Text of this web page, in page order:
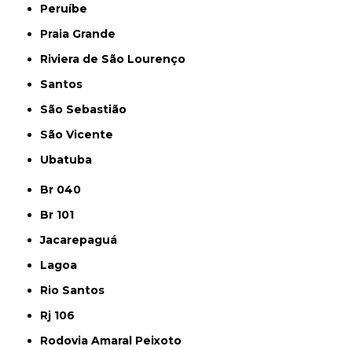
Peruíbe
Praia Grande
Riviera de São Lourenço
Santos
São Sebastião
São Vicente
Ubatuba
Br 040
Br 101
Jacarepaguá
Lagoa
Rio Santos
Rj 106
Rodovia Amaral Peixoto